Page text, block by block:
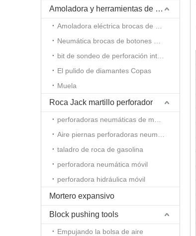
Amoladora y herramientas de amolado
El pulido de diamantes Copas
Muela
Roca Jack martillo perforador
taladro de roca de gasolina
perforadora neumática móvil
perforadora hidráulica móvil
Mortero expansivo
Block pushing tools
Empujando la bolsa de aire